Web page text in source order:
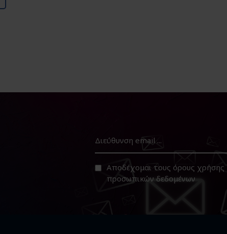
Αποδέχομαι τους όρους χρήσης
προσωπικών δεδομένων